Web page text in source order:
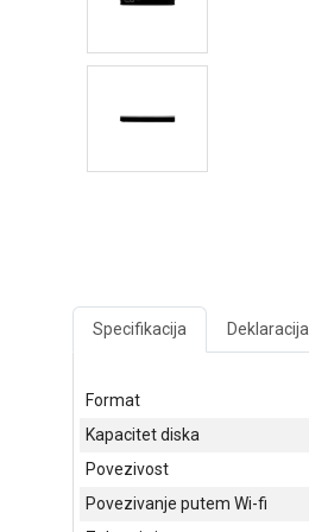
Specifikacija Deklaracija
Format
Kapacitet diska
Povezivost
Povezivanje putem Wi-fi